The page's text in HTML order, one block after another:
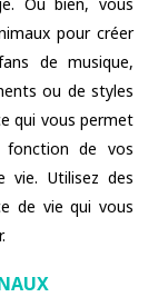
pour créer
de musique,
ou de styles
qui vous permet
fonction de vos
Utilisez des
de vie qui vous